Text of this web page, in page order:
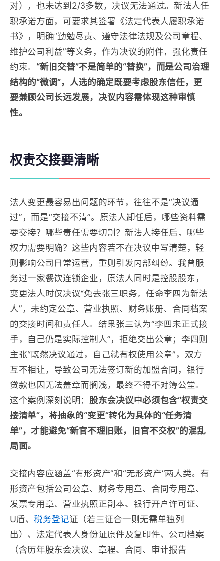
对），也未达到2/3多数，决议无法通过。新法人任
职承诺方面，可要求其签署《法定代表人履职承诺
书》，明确“勤勉尽责、遵守法律法规及公司章程、
维护公司利益”等义务，作为决议的附件，强化责任
约束。 “新旧交替”不是简单的“替换”，而是公司治理
结构的“微调”，人选的确定既要考虑股东信任，更
要兼顾公司长远发展，决议内容需体现这种审慎
性。
权责交接要清晰
法人变更最容易出问题的环节，往往不是“决议通
过”，而是“交接不清”。原法人卸任后，哪些资料需
要交接？哪些责任需要切割？新法人接任后，哪些
权力需要明确？这些内容若不在决议中写清楚，轻
则影响公司日常运营，重则引发内部纠纷。我曾服
务过一家餐饮连锁企业，原法人同时是控股股东，
变更法人时仅决议“免去张三职务，任命李四为新法
人”，未约定公章、营业执照、财务账册、合同档案
的交接时间和责任人。结果张三认为“李四未正式接
手，自己仍是实际控制人”，拒绝交出公章；李四则
主张“既然决议通过，自己就有权使用公章”，双方
互不相让，导致公司无法签订新的加盟合同，银行
贷款也因无法盖章而搁浅，最终不得不对簿公堂。
这个案例深刻说明： 股东会决议中必须包含“权责交
接清单”，将抽象的“变更”转化为具体的“任务清
单”，才能避免“新官不理旧账，旧官不交权”的混乱
局面。
交接内容应涵盖“有形资产”和“无形资产”两大类。有
形资产包括公司公章、财务专用章、合同专用章、
发票专用章、营业执照正副本、银行开户许可证、
U盾、 税务登记证（若三证合一则无需单独列
出）、法定代表人身份证原件及复印件、公司档案
（含历年股东会决议、章程、合同、审计报告